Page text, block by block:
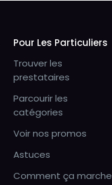
Pour Les Particuliers
Trouver les
prestataires
Parcourir les
catégories
Voir nos promos
Astuces
Comment ça marche